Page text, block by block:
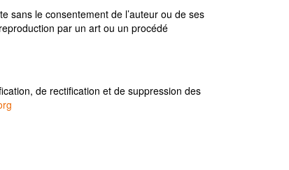
sans le consentement de l’auteur ou de ses
par un art ou un procédé
de rectification et de suppression des